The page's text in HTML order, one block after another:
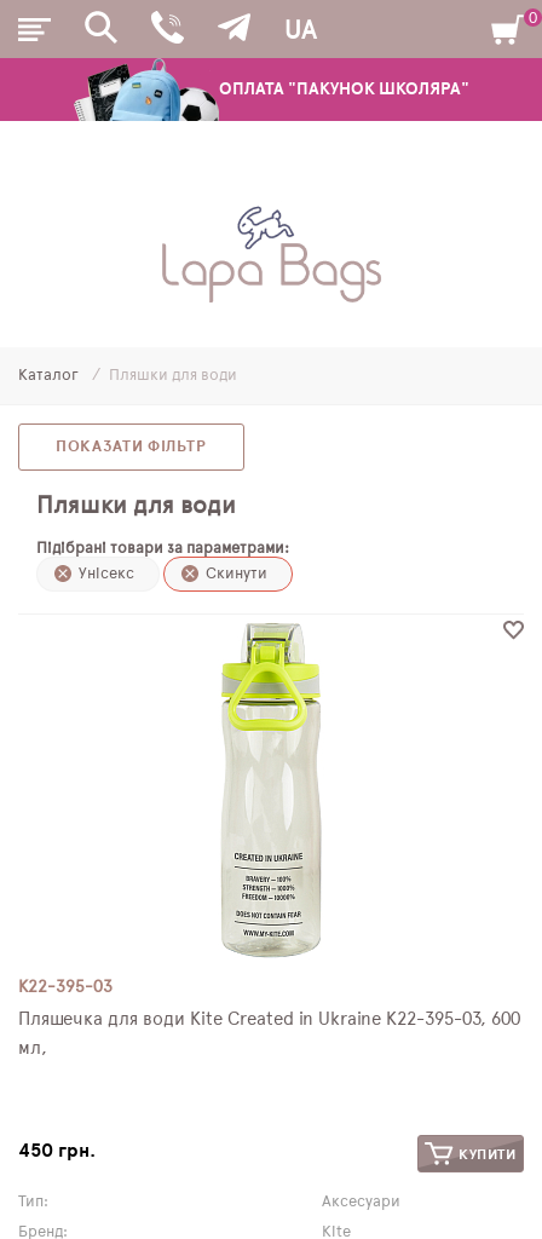
ОПЛАТА "ПАКУНОК ШКОЛЯРА"
UA
ШКІЛЬНІ РЮКЗАКИ ТА РАНЦІ
МОЛОДІЖНІ РЮКЗАКИ
ПЕНАЛИ
МІШКИ ДЛЯ ВЗУТТЯ
ПЛЯШКИ ДЛЯ ВОДИ
0
Каталог Пляшки для води
ПОКАЗАТИ ФІЛЬТР
Пляшки для води
Підібрані товари за параметрами:
Унісекс
Скинути
K22-395-03
Пляшечка для води Kite Created in Ukraine K22-395-03, 600
мл,
450 грн. КУПИТИ
Тип:
Аксесуари
Бренд:
Kite